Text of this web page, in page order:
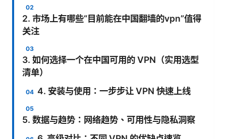
2. 市场上有哪些“目前能在中国翻墙的vpn”值得
关注
3. 如何选择一个在中国可用的 VPN（实用选型
清单）
4. 安装与使用：一步步让 VPN 快速上线
5. 数据与趋势：网络趋势、可用性与隐私洞察